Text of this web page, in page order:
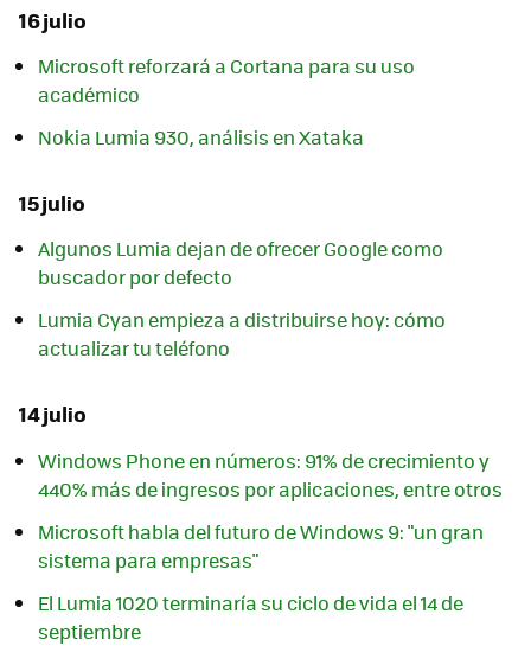
16 julio
Microsoft reforzará a Cortana para su uso
académico
Nokia Lumia 930, análisis en Xataka
15 julio
Algunos Lumia dejan de ofrecer Google como
buscador por defecto
Lumia Cyan empieza a distribuirse hoy: cómo
actualizar tu teléfono
14 julio
Windows Phone en números: 91% de crecimiento y
440% más de ingresos por aplicaciones, entre otros
Microsoft habla del futuro de Windows 9: "un gran
sistema para empresas"
El Lumia 1020 terminaría su ciclo de vida el 14 de
septiembre